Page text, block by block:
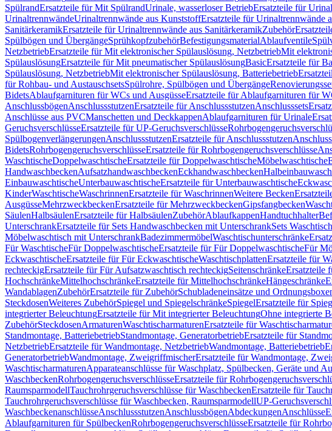
SpülrandErsatzteile für Mit SpülrandUrinale, wasserloser BetriebErsatzteile für
UrinaltrennwändeUrinaltrennwände aus KunststoffErsatzteile für Urinaltrennwände
SanitärkeramikErsatzteile für Urinaltrennwände aus SanitärkeramikZubehör
Spülbögen und ÜbergängeSprühkopfzubehörBefestigungsmaterialAblaufventile
NetzbetriebErsatzteile für Mit elektronischer Spülauslösung, NetzbetriebMit
SpülauslösungErsatzteile für Mit pneumatischer SpülauslösungBasicErsatzteile für
Spülauslösung, NetzbetriebMit elektronischer Spülauslösung, Batteriebetrieb
für Rohbau- und AustauschsetsSpülrohre, Spülbögen und Übergänge
BidetsAblaufgarnituren für WCs und AusgüsseErsatzteile für Ablaufgarnituren für
AnschlussbögenAnschlussstutzenErsatzteile für AnschlussstutzenAnschlusssets
Anschlüsse aus PVCManschetten und DeckkappenAblaufgarnituren für Urinale
GeruchsverschlüsseErsatzteile für UP-Geruchsverschlüsse
SpülbogenverlängerungenAnschlussstutzenErsatzteile für Anschlussstutzen
BidetsRohrbogengeruchsverschlüsseErsatzteile für Rohrbogengeruchsverschlüsse
WaschtischeDoppelwaschtischeErsatzteile für DoppelwaschtischeMöbelwaschtische
HandwaschbeckenAufsatzhandwaschbeckenEckhandwaschbecken
EinbauwaschtischeUnterbauwaschtischeErsatzteile für Unterbauwaschtische
KinderWaschtischeWaschrinnenErsatzteile für WaschrinnenWeitere Becken
AusgüsseMehrzweckbeckenErsatzteile für MehrzweckbeckenGipsfangbecken
SäulenHalbsäulenErsatzteile für HalbsäulenZubehörAblaufkappenHandtuchhalter
UnterschrankErsatzteile für Sets Handwaschbecken mit UnterschrankSets
Möbelwaschtisch mit UnterschrankBadezimmermöbelWaschtischunterschränke
Für WaschtischeFür DoppelwaschtischeErsatzteile für Für DoppelwaschtischeFür
EckwaschtischeErsatzteile für Für EckwaschtischeWaschtischplattenErsatzteile für
rechteckigErsatzteile für Für Aufsatzwaschtisch rechteckigSeitenschränkeErsatzteile
HochschränkeMittelhochschränkeErsatzteile für MittelhochschränkeHängeschränke
WandablagenZubehörErsatzteile für ZubehörSchubladeneinsätze und
SteckdosenWeiteres ZubehörSpiegel und SpiegelschränkeSpiegelErsatzteile für
integrierter BeleuchtungErsatzteile für Mit integrierter BeleuchtungOhne integrierte
ZubehörSteckdosenArmaturenWaschtischarmaturenErsatzteile für
Standmontage, BatteriebetriebStandmontage, GeneratorbetriebErsatzteile für
NetzbetriebErsatzteile für Wandmontage, NetzbetriebWandmontage, Batteriebetrieb
GeneratorbetriebWandmontage, ZweigriffmischerErsatzteile für Wandmontage,
WaschtischarmaturenApparateanschlüsse für Waschplatz, Spülbecken, Geräte und
WaschbeckenRohrbogengeruchsverschlüsseErsatzteile für
RaumsparmodellTauchrohrgeruchsverschlüsse für WaschbeckenErsatzteile für
Tauchrohrgeruchsverschlüsse für Waschbecken, RaumsparmodellUP-
WaschbeckenanschlüsseAnschlussstutzenAnschlussbögenAbdeckungenAnschlüsse
Ablaufgarnituren für SpülbeckenRohrbogengeruchsverschlüsseErsatzteile für